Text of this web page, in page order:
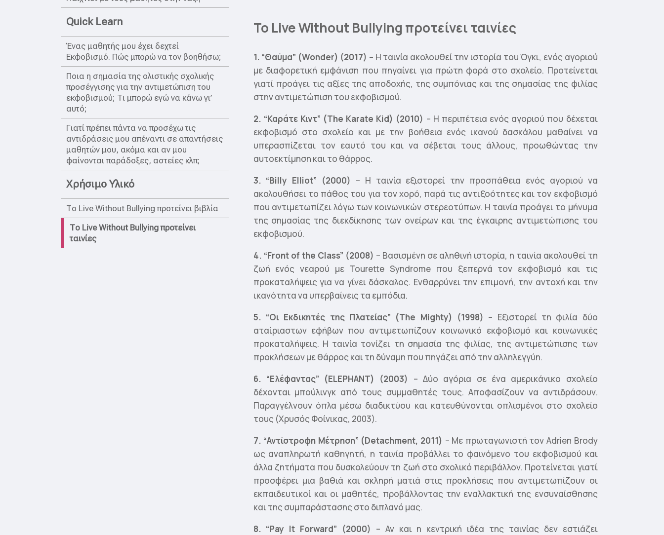
Quick Learn
Ένας μαθητής μου έχει δεχτεί
Εκφοβισμό. Πώς μπορώ να τον βοηθήσω;
Ποια η σημασία της ολιστικής σχολικής
προσέγγισης για την αντιμετώπιση του
εκφοβισμού; Τι μπορώ εγώ να κάνω γι’
αυτό;
Γιατί πρέπει πάντα να προσέχω τις
αντιδράσεις μου απέναντι σε απαντήσεις
μαθητών μου, ακόμα και αν μου
φαίνονται παράδοξες, αστείες κλπ;
Χρήσιμο Υλικό
Το Live Without Bullying προτείνει βιβλία
Το Live Without Bullying προτείνει
ταινίες
Το Live Without Bullying προτείνει ταινίες
1. “Θαύμα” (Wonder) (2017) – Η ταινία ακολουθεί την ιστορία του Όγκι, ενός αγοριού
με διαφορετική εμφάνιση που πηγαίνει για πρώτη φορά στο σχολείο. Προτείνεται
γιατί προάγει τις αξίες της αποδοχής, της συμπόνιας και της σημασίας της φιλίας
στην αντιμετώπιση του εκφοβισμού.
2. “Καράτε Κιντ” (The Karate Kid) (2010) – Η περιπέτεια ενός αγοριού που δέχεται
εκφοβισμό στο σχολείο και με την βοήθεια ενός ικανού δασκάλου μαθαίνει να
υπερασπίζεται τον εαυτό του και να σέβεται τους άλλους, προωθώντας την
αυτοεκτίμηση και το θάρρος.
3. “Billy Elliot” (2000) – Η ταινία εξιστορεί την προσπάθεια ενός αγοριού να
ακολουθήσει το πάθος του για τον χορό, παρά τις αντιξοότητες και τον εκφοβισμό
που αντιμετωπίζει λόγω των κοινωνικών στερεοτύπων. Η ταινία προάγει το μήνυμα
της σημασίας της διεκδίκησης των ονείρων και της έγκαιρης αντιμετώπισης του
εκφοβισμού.
4. “Front of the Class” (2008) – Βασισμένη σε αληθινή ιστορία, η ταινία ακολουθεί τη
ζωή ενός νεαρού με Tourette Syndrome που ξεπερνά τον εκφοβισμό και τις
προκαταλήψεις για να γίνει δάσκαλος. Ενθαρρύνει την επιμονή, την αντοχή και την
ικανότητα να υπερβαίνεις τα εμπόδια.
5. “Οι Εκδικητές της Πλατείας” (The Mighty) (1998) – Εξιστορεί τη φιλία δύο
αταίριαστων εφήβων που αντιμετωπίζουν κοινωνικό εκφοβισμό και κοινωνικές
προκαταλήψεις. Η ταινία τονίζει τη σημασία της φιλίας, της αντιμετώπισης των
προκλήσεων με θάρρος και τη δύναμη που πηγάζει από την αλληλεγγύη.
6. “Ελέφαντας” (ELEPHANT) (2003)
– Δύο αγόρια σε ένα αμερικάνικο σχολείο
δέχονται μπούλινγκ από τους συμμαθητές τους. Αποφασίζουν να αντιδράσουν.
Παραγγέλνουν όπλα μέσω διαδικτύου και κατευθύνονται οπλισμένοι στο σχολείο
τους (Χρυσός Φοίνικας, 2003).
7. “Αντίστροφη Μέτρηση” (Detachment, 2011) – Με πρωταγωνιστή τον Adrien Brody
ως αναπληρωτή καθηγητή, η ταινία προβάλλει το φαινόμενο του εκφοβισμού και
άλλα ζητήματα που δυσκολεύουν τη ζωή στο σχολικό περιβάλλον. Προτείνεται γιατί
προσφέρει μια βαθιά και σκληρή ματιά στις προκλήσεις που αντιμετωπίζουν οι
εκπαιδευτικοί και οι μαθητές, προβάλλοντας την εναλλακτική της ενσυναίσθησης
και της συμπαράστασης στο διπλανό μας.
8. “Pay It Forward” (2000) – Αν και η κεντρική ιδέα της ταινίας δεν εστιάζει